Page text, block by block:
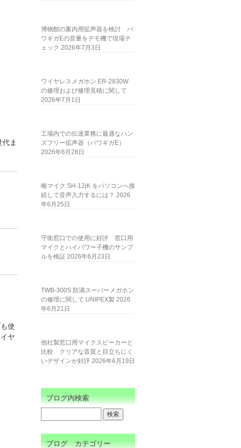
ま
使
ヤ
博物館の案内用拡声器を検討 パ
ワギガEの音量をデモ機で現場チ
ェック 2026年7月3日
ワイヤレスメガホン ER-2830W
の修理および修理見積に関して
2026年7月1日
工場内での伝達業務に最適なハン
ズフリー拡声器（パワギガE）
2026年6月28日
喉マイク SH-12jK をパソコンへ接
続して音声入力するには？ 2026
年6月25日
守衛窓口での使用に好評 窓口用
マイクとハイパワー子機のサンプ
ルを検証 2026年6月23日
TWB-300S 防滴スーパーメガホン
の修理に関して UNIPEX製 2026
年6月21日
他社製窓口用マイクスピーカーと
比較 クリアな音質と目立ちにく
いデザインが好評 2026年6月19日
ブログ内検索
ブログ カテゴリー